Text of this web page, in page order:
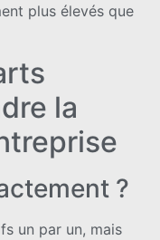
plus élevés que
la
?
un par un, mais